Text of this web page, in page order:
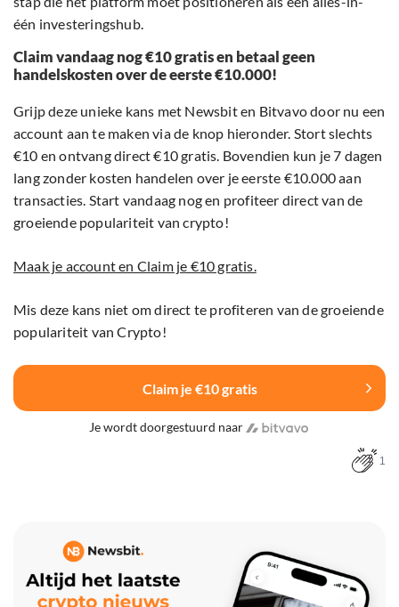
één investeringshub.
Claim vandaag nog €10 gratis en betaal geen
handelskosten over de eerste €10.000!
Grijp deze unieke kans met Newsbit en Bitvavo door nu een
account aan te maken via de knop hieronder. Stort slechts
€10 en ontvang direct €10 gratis. Bovendien kun je 7 dagen
lang zonder kosten handelen over je eerste €10.000 aan
transacties. Start vandaag nog en profiteer direct van de
groeiende populariteit van crypto!
Maak je account en Claim je €10 gratis.
Mis deze kans niet om direct te profiteren van de groeiende
populariteit van Crypto!
Claim je €10 gratis
Je wordt doorgestuurd naar
1